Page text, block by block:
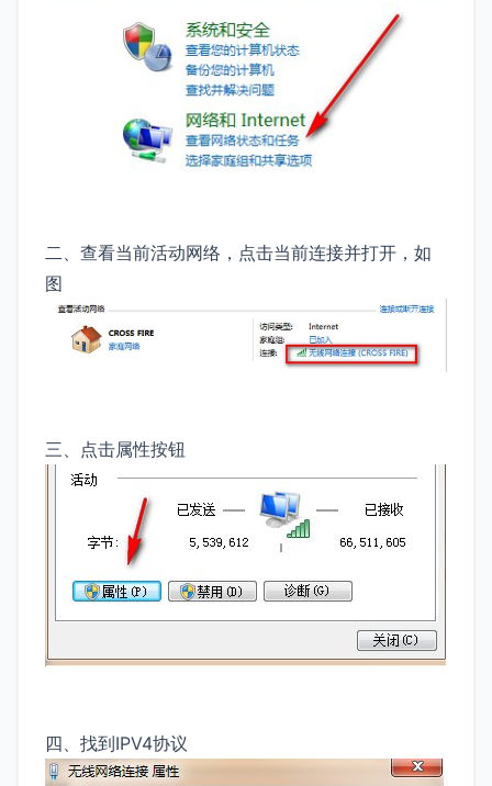
二、查看当前活动网络，点击当前连接并打开，如
图
三、点击属性按钮
四、找到IPV4协议